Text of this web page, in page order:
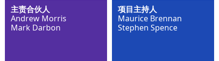
主责合伙人
Andrew Morris
Mark Darbon
项目主持人
Maurice Brennan
Stephen Spence